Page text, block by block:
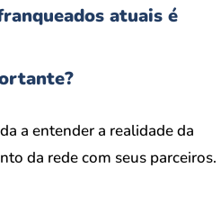
atuais é
a entender a realidade da
da rede com seus parceiros.